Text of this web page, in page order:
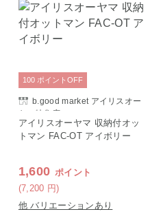
b.good market アイリスオー
ヤマ特集店
アイリスオーヤマ 収納付オッ
トマン FAC-OT アイボリー
1,600 ポイント
(7,200 円)
100 ポイント OFF
他 バリエーションあり